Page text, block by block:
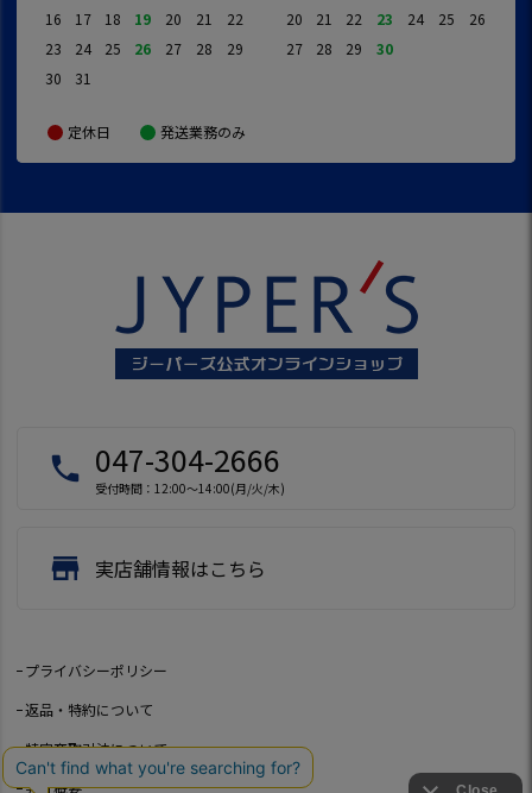
16
17 18 19 20 21
22
23
24 25 26 27 28
29
30
31
20
21 22 23 24 25
26
27
28 29 30
定休日 発送業務のみ
local_phone 047-304-2666
受付時間：12:00～14:00(月/火/木)
store 実店舗情報はこちら
プライバシーポリシー
返品・特約について
特定商取引法について
会社概要